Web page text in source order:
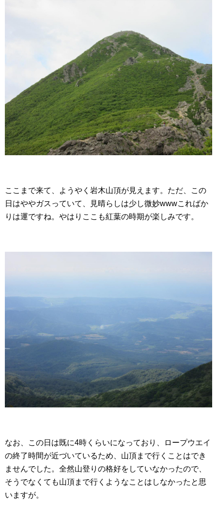
ここまで来て、ようやく岩木山頂が見えます。ただ、この
日はややガスっていて、見晴らしは少し微妙wwwこればか
りは運ですね。やはりここも紅葉の時期が楽しみです。
なお、この日は既に4時くらいになっており、ロープウエイ
の終了時間が近づいているため、山頂まで行くことはでき
ませんでした。全然山登りの格好をしていなかったので、
そうでなくても山頂まで行くようなことはしなかったと思
いますが。